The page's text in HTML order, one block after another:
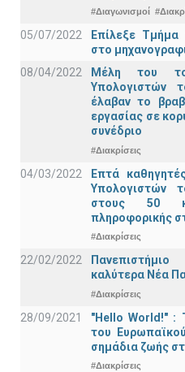
#Διαγωνισμοί
05/07/2022
Επίλεξε Τμήμα
στο
08/04/2022
Μέλη του
Υπολογιστών
έλαβαν το
εργασίας σε
συνέδριο
#Διακρίσεις
04/03/2022
Επτά
Υπολογιστών
στους 50
πληροφορικής
#Διακρίσεις
22/02/2022
καλύτερα Νέα
#Διακρίσεις
28/09/2021
"Hello World!" :
του
σημάδια ζωής
#Διακρίσεις